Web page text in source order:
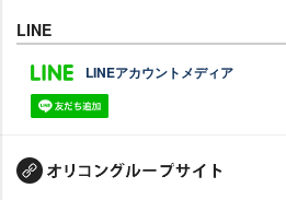
LINE
LINEアカウントメディア